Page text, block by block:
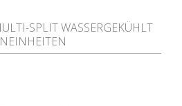
SPLIT WASSERGEKÜHLT